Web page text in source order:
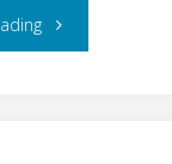
"Agile